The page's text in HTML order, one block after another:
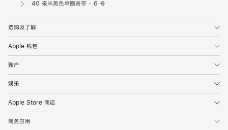
40 毫米黑色单圈表带 - 6 号
选购及了解
Apple 钱包
账户
娱乐
Apple Store 商店
商务应用